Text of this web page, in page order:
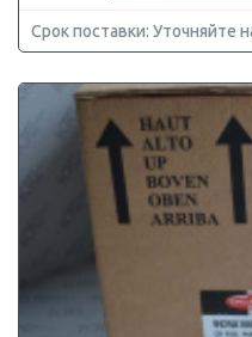
Срок поставки: Уточняйте